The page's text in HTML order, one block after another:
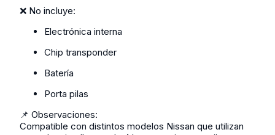
❌ No incluye:
Electrónica interna
Chip transponder
Batería
Porta pilas
📌 Observaciones:
Compatible con distintos modelos Nissan que utilizan